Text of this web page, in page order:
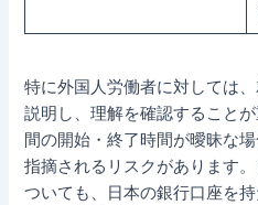
特に外国人労働者に対しては
説明し、理解を確認すること
間の開始・終了時間が曖昧な
指摘されるリスクがあります
ついても、日本の銀行口座を